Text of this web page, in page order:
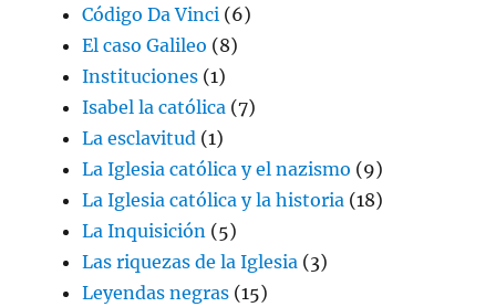
Código Da Vinci (6)
El caso Galileo (8)
Instituciones (1)
Isabel la católica (7)
La esclavitud (1)
La Iglesia católica y el nazismo (9)
La Iglesia católica y la historia (18)
La Inquisición (5)
Las riquezas de la Iglesia (3)
Leyendas negras (15)